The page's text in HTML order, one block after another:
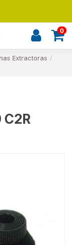
0
Extractoras